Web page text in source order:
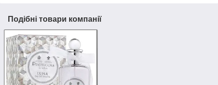
Подібні товари компанії